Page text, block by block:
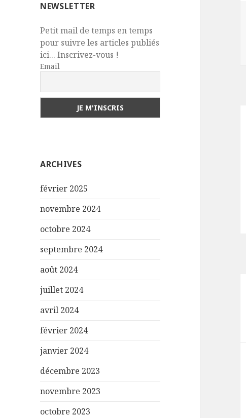
NEWSLETTER
Petit mail de temps en temps
pour suivre les articles publiés
ici... Inscrivez-vous !
Email
ARCHIVES
février 2025
novembre 2024
octobre 2024
septembre 2024
août 2024
juillet 2024
avril 2024
février 2024
janvier 2024
décembre 2023
novembre 2023
octobre 2023